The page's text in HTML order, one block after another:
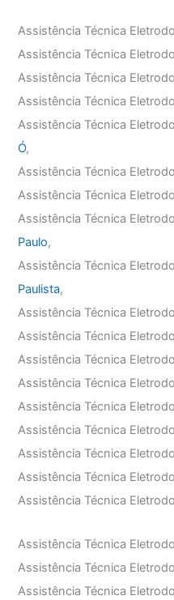
Assistência Técnica
Assistência Técnica
Assistência Técnica
Assistência Técnica
Assistência Técnica
Ó,
Assistência Técnica
Assistência Técnica
Assistência Técnica
Paulo,
Assistência Técnica
Paulista,
Assistência Técnica
Assistência Técnica
Assistência Técnica
Assistência Técnica
Assistência Técnica
Assistência Técnica
Assistência Técnica
Assistência Técnica
Assistência Técnica
Assistência Técnica
Assistência Técnica
Assistência Técnica